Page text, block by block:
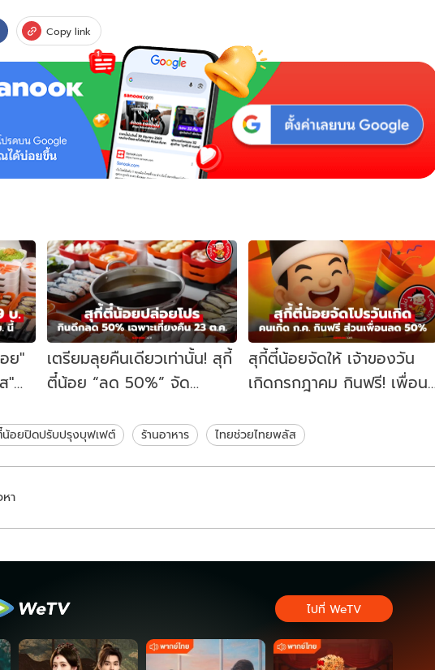
Copy link
ย"
"
เตรียมลุยคืนเดียวเท่านั้น! สุกี้
ตี๋น้อย “ลด 50%” จัด
ราคา!
สุกี้ตี๋น้อยจัดให้ เจ้าของวัน
เกิดกรกฎาคม กินฟรี! เพื่อน
อยปิดปรับปรุงบุฟเฟต์ ร้านอาหาร ไทยช่วยไทยพลัส
า
ไปที่ WeTV